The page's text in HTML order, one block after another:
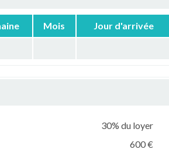
Mois Jour d'arrivée
30% du loyer
600 €